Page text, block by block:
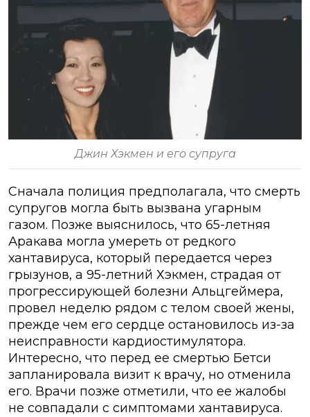
Джин Хэкмен и его супруга
Сначала полиция предполагала, что смерть
супругов могла быть вызвана угарным
газом. Позже выяснилось, что 65-летняя
Аракава могла умереть от редкого
хантавируса, который передается через
грызунов, а 95-летний Хэкмен, страдая от
прогрессирующей болезни Альцгеймера,
провел неделю рядом с телом своей жены,
прежде чем его сердце остановилось из-за
неисправности кардиостимулятора.
Интересно, что перед ее смертью Бетси
запланировала визит к врачу, но отменила
его. Врачи позже отметили, что ее жалобы
не совпадали с симптомами хантавируса.